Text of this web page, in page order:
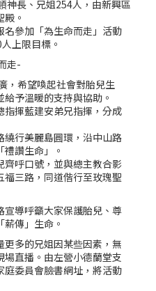
神長、兄姐254人，由新興區
。
名參加「為生命而走」活動
上限目標。
走-
，希望喚起社會對胎兒生
予溫暖的支持與協助。
指揮藍建安弟兄指揮，分成
繞行美麗島圓環，沿中山路
讚生命」。
齊呼口號，並與總主教合影
三路，同道偕行至玫瑰聖
宣導呼籲大家保護胎兒、尊
傳」生命。
更多的兄姐因某些因素，無
直播。由左營小德蘭堂支
庭委員會臉書網址，將活動